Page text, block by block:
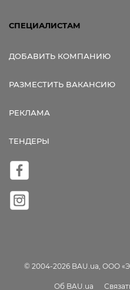
СПЕЦИАЛИСТАМ
ДОБАВИТЬ КОМПАНИЮ
РАЗМЕСТИТЬ ВАКАНСИЮ
РЕКЛАМА
ТЕНДЕРЫ
© 2004-2026 BAU.ua, ООО
Об BAU.ua